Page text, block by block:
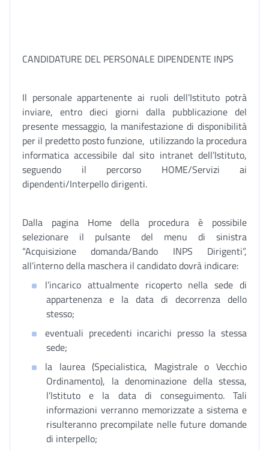
CANDIDATURE DEL PERSONALE DIPENDENTE INPS
Il personale appartenente ai ruoli dell’Istituto potrà
inviare, entro dieci giorni dalla pubblicazione del
presente messaggio, la manifestazione di disponibilità
per il predetto posto funzione, utilizzando la procedura
informatica accessibile dal sito intranet dell’Istituto,
seguendo il percorso HOME/Servizi ai
dipendenti/Interpello dirigenti.
Dalla pagina Home della procedura è possibile
selezionare il pulsante del menu di sinistra
“Acquisizione domanda/Bando INPS Dirigenti”,
all’interno della maschera il candidato dovrà indicare:
l’incarico attualmente ricoperto nella sede di
appartenenza e la data di decorrenza dello
stesso;
eventuali precedenti incarichi presso la stessa
sede;
la laurea (Specialistica, Magistrale o Vecchio
Ordinamento), la denominazione della stessa,
l’Istituto e la data di conseguimento. Tali
informazioni verranno memorizzate a sistema e
risulteranno precompilate nelle future domande
di interpello;